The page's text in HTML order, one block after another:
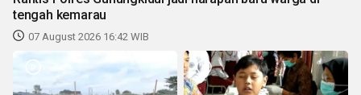
tengah kemarau
07 August 2026 16:42 WIB